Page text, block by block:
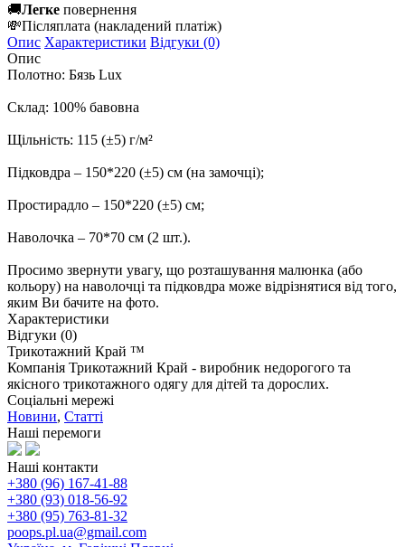
🚚Легке повернення
💸Післяплата (накладений платіж)
Опис Характеристики Відгуки (0)
Опис
Полотно: Бязь Lux
Склад: 100% бавовна
Щільність: 115 (±5) г/м²
Підковдра – 150*220 (±5) см (на замочці);
Простирадло – 150*220 (±5) см;
Наволочка – 70*70 см (2 шт.).
Просимо звернути увагу, що розташування малюнка (або
кольору) на наволочці та підковдра може відрізнятися від того,
яким Ви бачите на фото.
Характеристики
Відгуки (0)
Трикотажний Край ™
Компанія Трикотажний Край - виробник недорогого та
якісного трикотажного одягу для дітей та дорослих.
Соціальні мережі
Новини, Статті
Наші перемоги
Наші контакти
+380 (96) 167-41-88
+380 (93) 018-56-92
+380 (95) 763-81-32
poops.pl.ua@gmail.com